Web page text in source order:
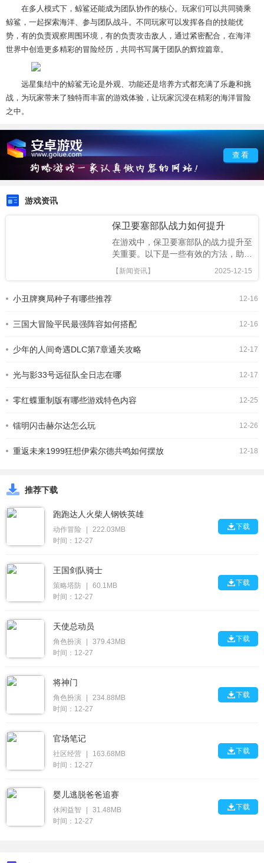
在多人模式下，鲸鲨还能成为团队协作的核心。玩家们可以共同骑乘
鲸鲨，一起探索海洋、参与团队战斗。不同玩家可以发挥各自的技能优
势，有的负责观察周围环境，有的负责攻击敌人，通过紧密配合，在海洋
世界中创造更多精彩的冒险经历，共同书写属于团队的辉煌篇章。
远星集结中的鲸鲨无论是外观、功能还是培养方式都充满了乐趣和挑
战，为玩家带来了独特而丰富的游戏体验，让玩家沉浸在精彩的海洋冒险
之中。
查看
游戏资讯
保卫要塞部队战力如何提升
在游戏中，保卫要塞部队的战力提升至
关重要。以下是一些有效的方法，助你
打造强大的防御力量。升级建筑要塞中
的各类建筑是基础。优先升级防御塔，
伤害越高。城墙也要及时加固，升级后
御敌人的冲击。兵营也不
2025-12-15
【新闻资讯】
12-16
小丑牌爽局种子有哪些推荐
12-16
三国大冒险平民最强阵容如何搭配
12-17
少年的人间奇遇DLC第7章通关攻略
12-17
光与影33号远征队全日志在哪
12-25
零红蝶重制版有哪些游戏特色内容
12-26
镭明闪击赫尔达怎么玩
12-18
重返未来1999狂想伊索尔德共鸣如何摆放
推荐下载
跑跑达人火柴人钢铁英雄
动作冒险
222.03MB
时间：12-27
下载
王国剑队骑士
策略塔防
60.1MB
时间：12-27
下载
天使总动员
角色扮演
379.43MB
时间：12-27
下载
将神门
角色扮演
234.88MB
时间：12-27
下载
官场笔记
社区经营
163.68MB
时间：12-27
下载
婴儿逃脱爸爸追赛
休闲益智
31.48MB
时间：12-27
下载